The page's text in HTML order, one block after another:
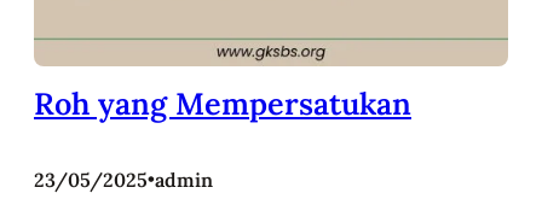
Roh yang Mempersatukan
23/05/2025•admin